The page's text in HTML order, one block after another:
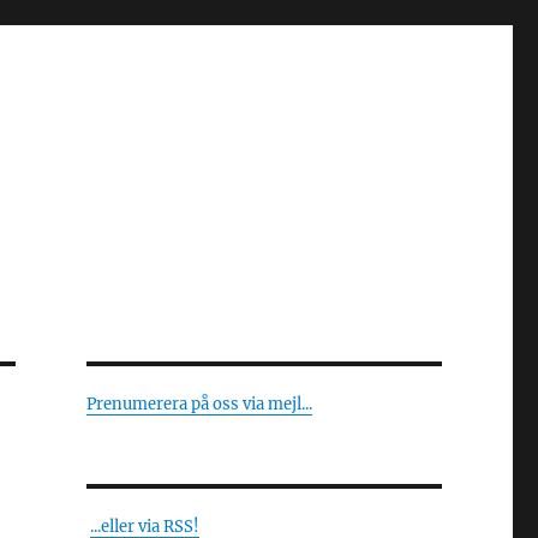
Prenumerera på oss via mejl...
...eller via RSS!